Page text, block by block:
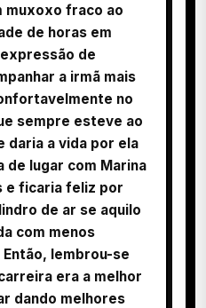
muxoxo fraco ao
de horas em
de
a irmã mais
no
sempre esteve ao
daria a vida por ela
de lugar com Marina
e ficaria feliz por
de ar se aquilo
com menos
lembrou-se
era a melhor
dando melhores